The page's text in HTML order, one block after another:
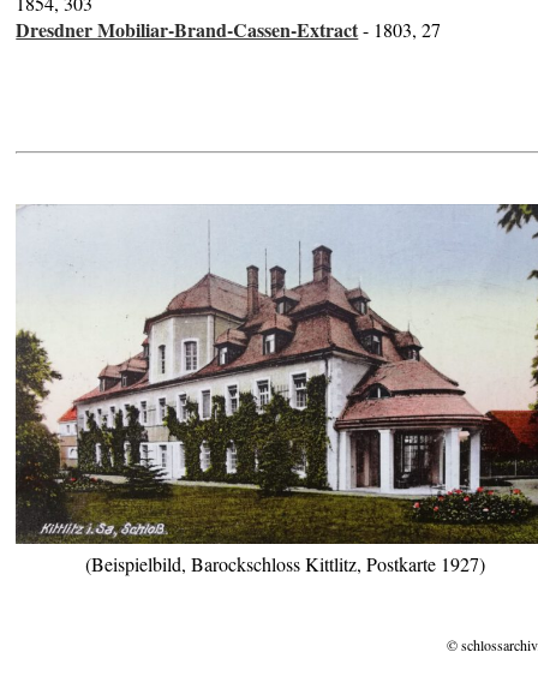
Dresdner Mobiliar-Brand-Cassen-Extract- 1803, 27
(Beispielbild, Barockschloss Kittlitz, Postkarte 1927)
©